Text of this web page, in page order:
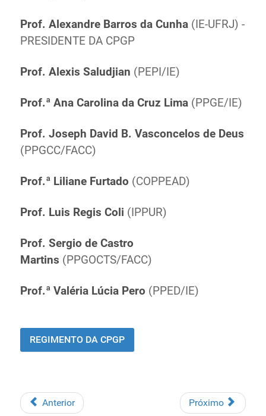
Prof. Alexandre Barros da Cunha(IE-UFRJ) -
PRESIDENTE DA CPGP
Prof. Alexis Saludjian (PEPI/IE)
Prof.ªAna Carolina da Cruz Lima(PPGE/IE)
Prof. Joseph David B. Vasconcelos de Deus
(PPGCC/FACC)
Prof.ª Liliane Furtado (COPPEAD)
Prof. Luis Regis Coli (IPPUR)
Prof. Sergio de Castro
Martins (PPGOCTS/FACC)
Prof.ª Valéria Lúcia Pero (PPED/IE)
REGIMENTO DA CPGP
Anterior Próximo